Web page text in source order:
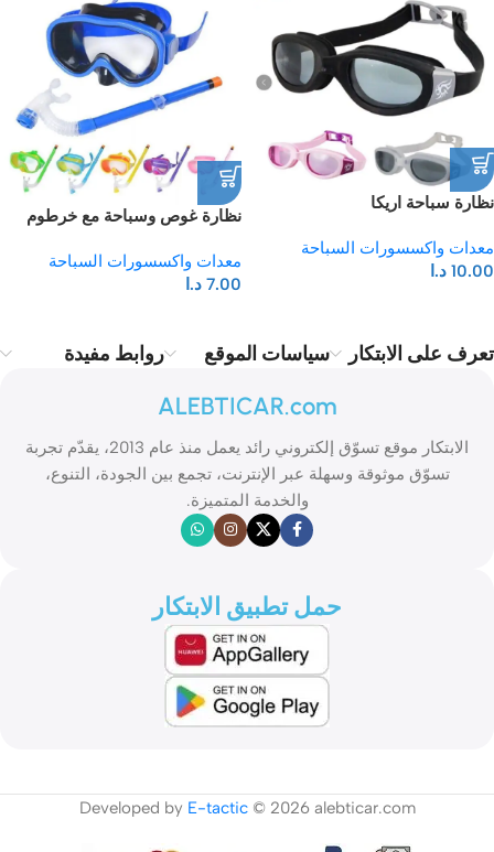
نظارة سباحة اريكا
معدات واكسسورات السباحة
10.00 د.ا
نظارة غوص وسباحة مع خرطوم
معدات واكسسورات السباحة
7.00 د.ا
تعرف على الابتكار سياسات الموقع روابط مفيدة
ALEBTICAR.com
الابتكار موقع تسوّق إلكتروني رائد يعمل منذ عام 2013، يقدّم تجربة
تسوّق موثوقة وسهلة عبر الإنترنت، تجمع بين الجودة، التنوع،
والخدمة المتميزة.
حمل تطبيق الابتكار
Developed by E-tactic© 2026 alebticar.com